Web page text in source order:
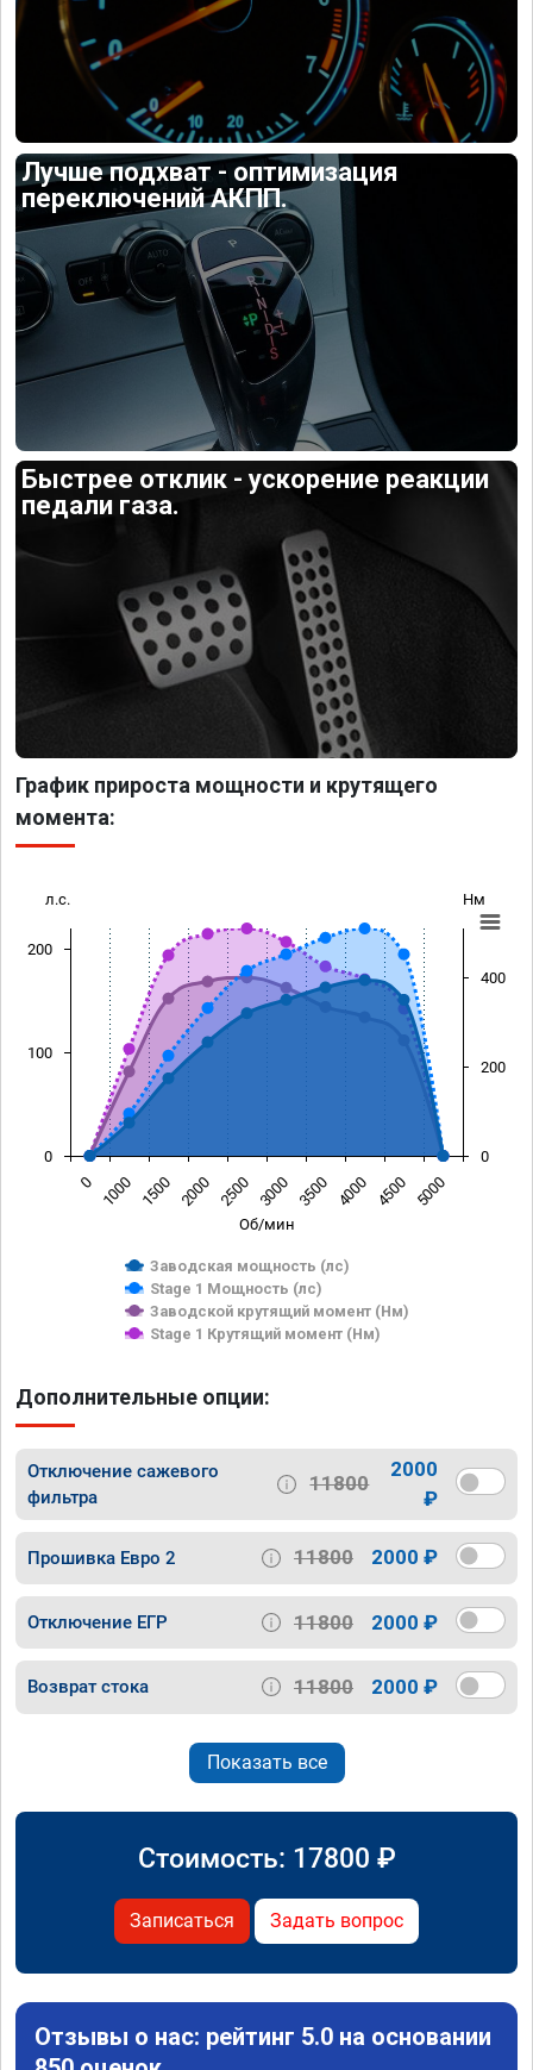
Лучше подхват - оптимизация
переключений АКПП.
Быстрее отклик - ускорение реакции
педали газа.
График прироста мощности и крутящего
момента:
Об/мин
л.с. Нм
Заводская мощность (лс)
Stage 1 Мощность (лс)
Заводской крутящий момент (Нм)
Stage 1 Крутящий момент (Нм)
0 1000 1500 2000 2500 3000 3500 4000 4500 5000
0
100
200
0
200
400
Дополнительные опции:
Отключение сажевого
фильтра
11800
2000
₽
Прошивка Евро 2 11800 2000 ₽
Отключение ЕГР 11800 2000 ₽
Возврат стока 11800 2000 ₽
Показать все
Стоимость: 17800 ₽
Записаться Задать вопрос
Отзывы о нас: рейтинг 5.0 на основании